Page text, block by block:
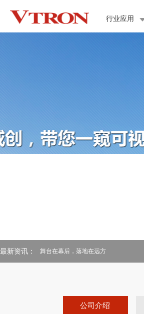
行业应用
最新资讯： 舞台在幕后，落地在远方
公司介绍